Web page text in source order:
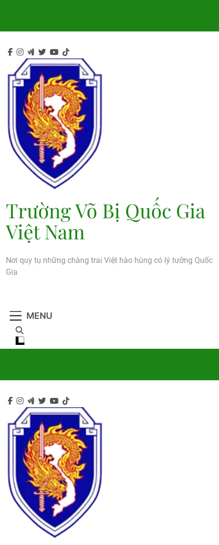
Trường Võ Bị Quốc Gia
Việt Nam
Nơi quy tụ những chàng trai Việt hào hùng có lý tưởng Quốc
Gia
MENU